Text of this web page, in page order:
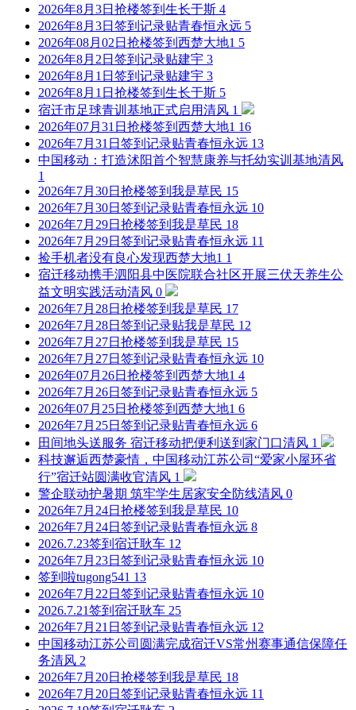
2026年8月3日抢楼签到 生长于斯 4
2026年8月3日签到记录贴青春恒永远 5
2026年08月02日抢楼签到 西楚大地1 5
2026年8月2日签到记录贴建宇 3
2026年8月1日签到记录贴建宇 3
2026年8月1日抢楼签到 生长于斯 5
宿迁市足球青训基地正式启用清风 1
2026年07月31日抢楼签到 西楚大地1 16
2026年7月31日签到记录贴青春恒永远 13
中国移动：打造沭阳首个智慧康养与托幼实训基地清风
1
2026年7月30日抢楼签到 我是草民 15
2026年7月30日签到记录贴青春恒永远 10
2026年7月29日抢楼签到 我是草民 18
2026年7月29日签到记录贴青春恒永远 11
捡手机者没有良心发现西楚大地1 1
宿迁移动携手泗阳县中医院联合社区开展三伏天养生公
益文明实践活动清风 0
2026年7月28日抢楼签到 我是草民 17
2026年7月28日签到记录贴我是草民 12
2026年7月27日抢楼签到 我是草民 15
2026年7月27日签到记录贴青春恒永远 10
2026年07月26日抢楼签到 西楚大地1 4
2026年7月26日签到记录贴青春恒永远 5
2026年07月25日抢楼签到 西楚大地1 6
2026年7月25日签到记录贴青春恒永远 6
田间地头送服务 宿迁移动把便利送到家门口清风 1
科技邂逅西楚豪情，中国移动江苏公司“爱家小屋环省
行”宿迁站圆满收官清风 1
警企联动护暑期 筑牢学生居家安全防线清风 0
2026年7月24日抢楼签到 我是草民 10
2026年7月24日签到记录贴青春恒永远 8
2026.7.23签到 宿迁耿车 12
2026年7月23日签到记录贴青春恒永远 10
签到啦tugong541 13
2026年7月22日签到记录贴青春恒永远 10
2026.7.21签到 宿迁耿车 25
2026年7月21日签到记录贴青春恒永远 12
中国移动江苏公司圆满完成宿迁VS常州赛事通信保障任
务清风 2
2026年7月20日抢楼签到 我是草民 18
2026年7月20日签到记录贴青春恒永远 11